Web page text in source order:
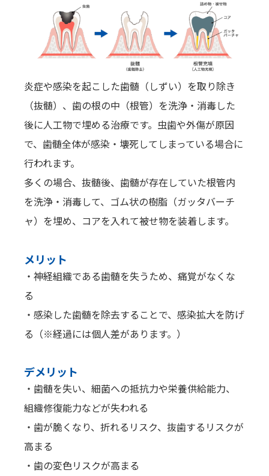
炎症や感染を起こした歯髄（しずい）を取り除き
（抜髄）、歯の根の中（根管）を洗浄・消毒した
後に人工物で埋める治療です。虫歯や外傷が原因
で、歯髄全体が感染・壊死してしまっている場合に
行われます。
多くの場合、抜髄後、歯髄が存在していた根管内
を洗浄・消毒して、ゴム状の樹脂（ガッタバーチ
ャ）を埋め、コアを入れて被せ物を装着します。
メリット
・神経組織である歯髄を失うため、痛覚がなくな
る
・感染した歯髄を除去することで、感染拡大を防げ
る（※経過には個人差があります。）
デメリット
・歯髄を失い、細菌への抵抗力や栄養供給能力、
組織修復能力などが失われる
・歯が脆くなり、折れるリスク、抜歯するリスクが
高まる
・歯の変色リスクが高まる